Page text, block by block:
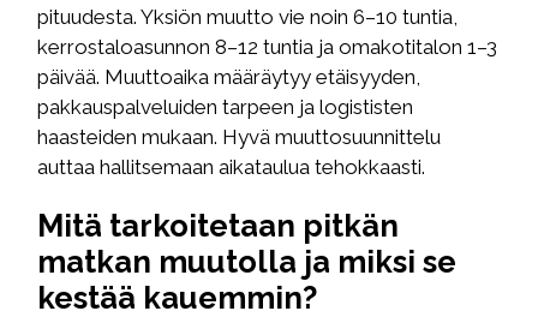
pituudesta. Yksiön muutto vie noin 6–10 tuntia,
kerrostaloasunnon 8–12 tuntia ja omakotitalon 1–3
päivää. Muuttoaika määräytyy etäisyyden,
pakkauspalveluiden tarpeen ja logististen
haasteiden mukaan. Hyvä muuttosuunnittelu
auttaa hallitsemaan aikataulua tehokkaasti.
Mitä tarkoitetaan pitkän
matkan muutolla ja miksi se
kestää kauemmin?